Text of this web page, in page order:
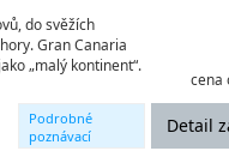
do svěžích
Gran Canaria
„malý kontinent“.
cena
Detail
Podrobné
poznávací